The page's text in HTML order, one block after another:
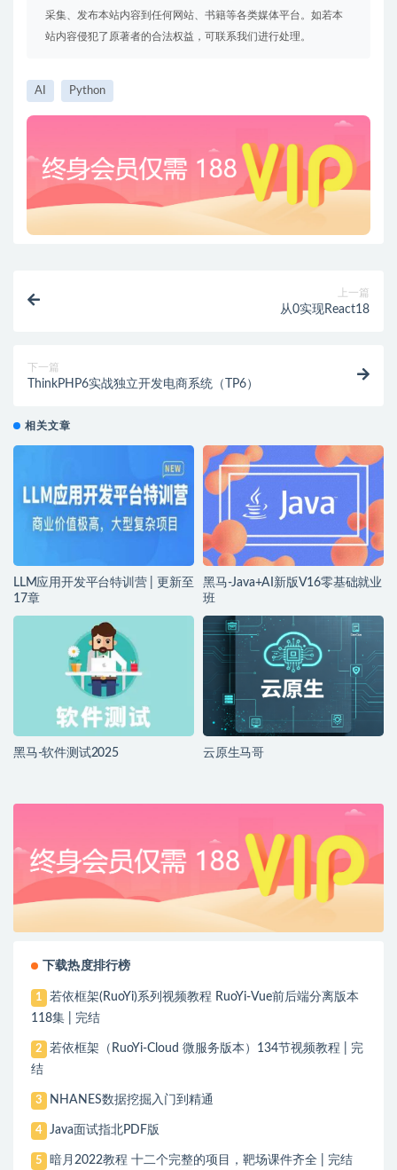
采集、发布本站内容到任何网站、书籍等各类媒体平台。如若本
站内容侵犯了原著者的合法权益，可联系我们进行处理。
AI Python
上一篇
从0实现React18
下一篇
ThinkPHP6实战独立开发电商系统（TP6）
相关文章
LLM应用开发平台特训营 | 更新至
17章
黑马-Java+AI新版V16零基础就业
班
黑马-软件测试2025 云原生马哥
下载热度排行榜
1
若依框架(RuoYi)系列视频教程 RuoYi-Vue前后端分离版本
118集 | 完结
2
若依框架（RuoYi-Cloud 微服务版本）134节视频教程 | 完
结
3 NHANES数据挖掘入门到精通
4 Java面试指北PDF版
5 暗月2022教程 十二个完整的项目，靶场课件齐全 | 完结